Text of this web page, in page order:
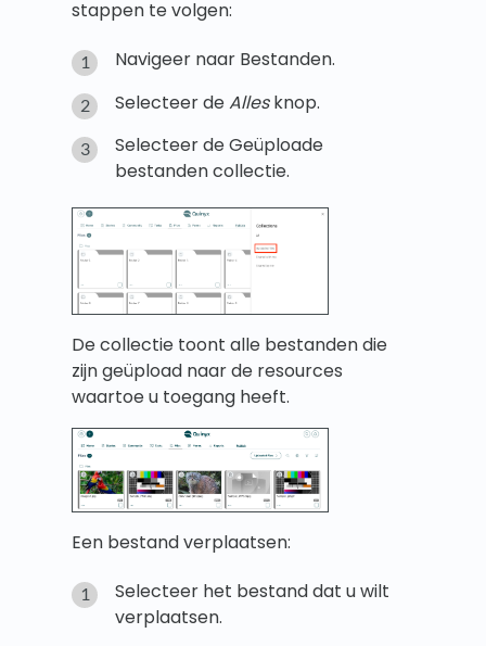
stappen te volgen:
Navigeer naar Bestanden.
Selecteer deAllesknop.
Selecteer de Geüploade
bestanden collectie.
De collectie toont alle bestanden die
zijn geüpload naar de resources
waartoe u toegang heeft.
Een bestand verplaatsen:
Selecteer het bestand dat u wilt
verplaatsen.